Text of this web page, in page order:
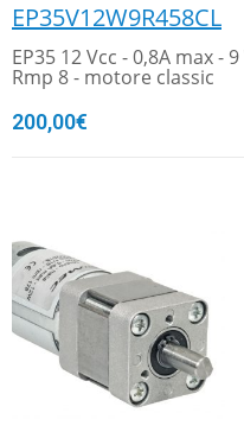
EP35V12W9R458CL
EP35 12 Vcc - 0,8A max -
Rmp 8 - motore classic
200,00€